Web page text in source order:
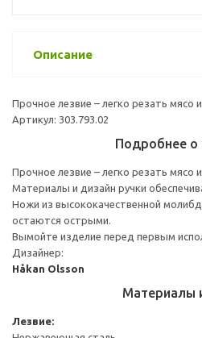
Описание
Прочное лезвие – легко резать мясо
Артикул: 303.793.02
Подробнее о
Прочное лезвие – легко резать мясо
Материалы и дизайн ручки
Ножи из высококачественной
остаются острыми.
Вымойте изделие перед первым
Дизайнер:
Håkan Olsson
Материалы
Лезвие: